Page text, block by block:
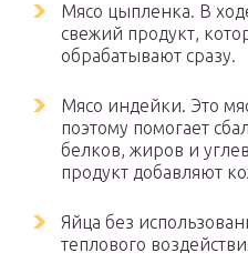
Мясо цыпленка. В
свежий продукт,
обрабатывают сразу.
Мясо индейки. Это
поэтому помогает
белков, жиров и
продукт добавляют
Яйца без
теплового